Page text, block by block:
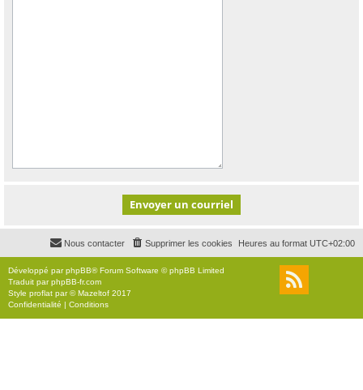
Heures au format UTC+02:00
Supprimer les cookies
Nous contacter
Développé parphpBB® Forum Software © phpBB Limited
Traduit parphpBB-fr.com
Style proflat par ©Mazeltof 2017
Confidentialité | Conditions